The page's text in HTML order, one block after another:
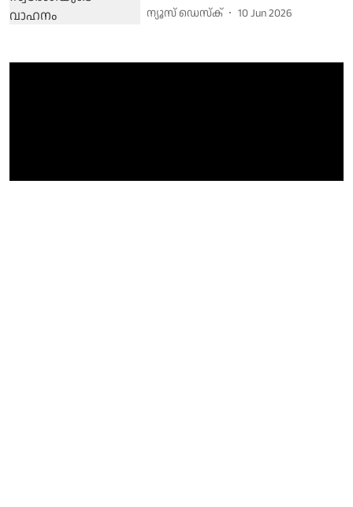
ന്യൂസ് ഡെസ്ക് 10 Jun 2026